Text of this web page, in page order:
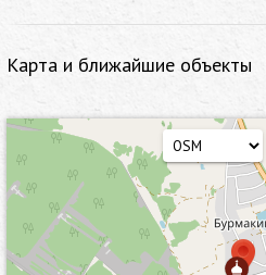
Карта и ближайшие объекты